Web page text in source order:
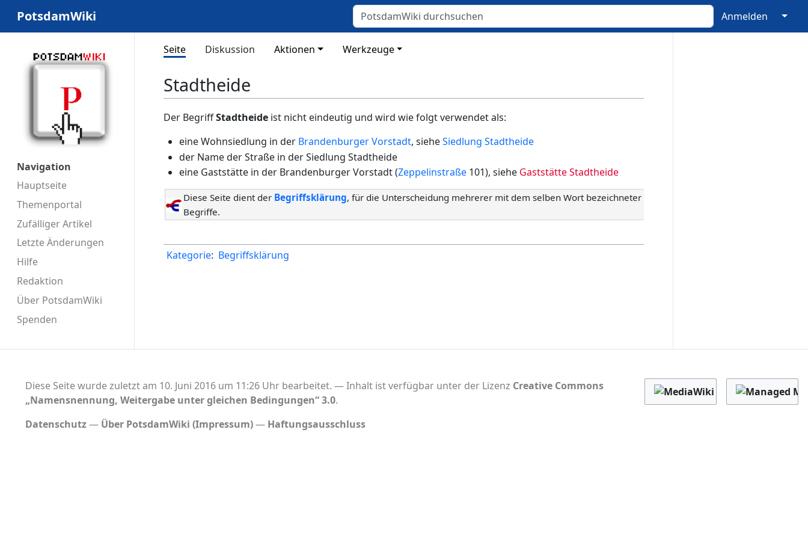
PotsdamWiki Anmelden ↓
Navigation
Hauptseite
Themenportal
Zufälliger Artikel
Letzte Änderungen
Hilfe
Redaktion
Über PotsdamWiki
Spenden
Seite Diskussion Aktionen Werkzeuge
Stadtheide
Der BegriffStadtheide ist nicht eindeutig und wird wie folgt verwendet als:
eine Wohnsiedlung in der Brandenburger Vorstadt, sieheSiedlung Stadtheide
der Name der Straße in der Siedlung Stadtheide
eine Gaststätte in der Brandenburger Vorstadt (Zeppelinstraße101), siehe Gaststätte Stadtheide
Diese Seite dient der Begriffsklärung, für die Unterscheidung mehrerer mit dem selben Wort bezeichneter
Begriffe.
Kategorie: Begriffsklärung
Diese Seite wurde zuletzt am 10. Juni 2016 um 11:26 Uhr bearbeitet. Inhalt ist verfügbar unter der Lizenz Creative Commons
„Namensnennung, Weitergabe unter gleichen Bedingungen“ 3.0.
Datenschutz
Über PotsdamWiki (Impressum) Haftungsausschluss